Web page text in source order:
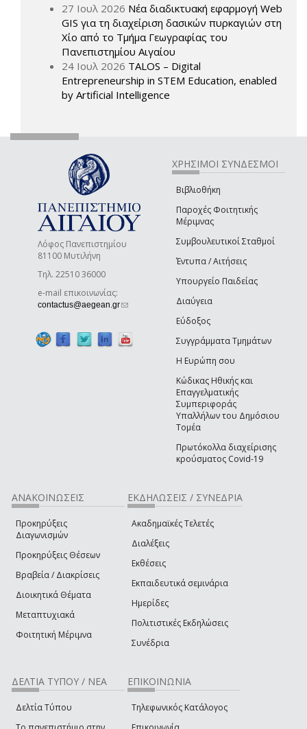
27 Ιουλ 2026 Νέα διαδικτυακή εφαρμογή Web
GIS για τη διαχείριση δασικών πυρκαγιών στη
Χίο από το Τμήμα Γεωγραφίας του
Πανεπιστημίου Αιγαίου
24 Ιουλ 2026 TALOS – Digital
Entrepreneurship in STEM Education, enabled
by Artificial Intelligence
Λόφος Πανεπιστημίου
81100 Μυτιλήνη
Τηλ. 22510 36000
e-mail επικοινωνίας:
contactus@aegean.gr(link sends e-mail)
ΧΡΗΣΙΜΟΙ ΣΥΝΔΕΣΜΟΙ
Βιβλιοθήκη
Παροχές Φοιτητικής
Μέριμνας
Συμβουλευτικοί Σταθμοί
Έντυπα / Αιτήσεις
Υπουργείο Παιδείας
Διαύγεια
Εύδοξος
Συγγράμματα Τμημάτων
Η Ευρώπη σου
Κώδικας Ηθικής και
Επαγγελματικής
Συμπεριφοράς
Υπαλλήλων του Δημόσιου
Τομέα
Πρωτόκολλα διαχείρισης
κρούσματος Covid-19
ΑΝΑΚΟΙΝΩΣΕΙΣ
Προκηρύξεις
Διαγωνισμών
Προκηρύξεις Θέσεων
Βραβεία / Διακρίσεις
Διοικητικά Θέματα
Μεταπτυχιακά
Φοιτητική Μέριμνα
ΕΚΔΗΛΩΣΕΙΣ / ΣΥΝΕΔΡΙΑ
Ακαδημαϊκές Τελετές
Διαλέξεις
Εκθέσεις
Εκπαιδευτικά σεμινάρια
Ημερίδες
Πολιτιστικές Εκδηλώσεις
Συνέδρια
ΔΕΛΤΙΑ ΤΥΠΟΥ / ΝΕΑ
Δελτία Τύπου
ΕΠΙΚΟΙΝΩΝΙΑ
Τηλεφωνικός Κατάλογος